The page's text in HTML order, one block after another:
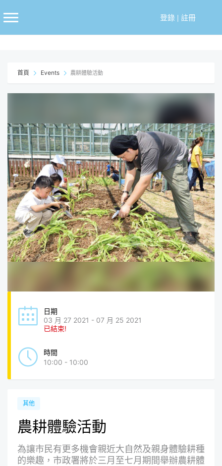
至
登錄| 註冊
首頁 Events 農耕體驗活動
日期
03 月 27 2021 - 07 月 25 2021
已結束!
時間
10:00 - 10:00
其他
農耕體驗活動
為讓市民有更多機會親近大自然及親身體驗耕種
的樂趣，市政署將於三月至七月期間舉辦農耕體